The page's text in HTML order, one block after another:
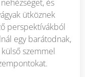
és
ütköznek
perspektívákból
egy barátodnak,
szemmel